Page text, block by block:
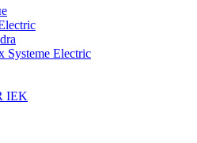
Systeme Electric
IEK